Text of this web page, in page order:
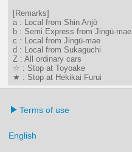
[Remarks]
a : Local from Shin Anjō
b : Semi Express from Jingū-mae
c : Local from Jingū-mae
d : Local from Sukaguchi
Z : All ordinary cars
☆ : Stop at Toyoake
★ : Stop at Hekikai Furui
Terms of use
English